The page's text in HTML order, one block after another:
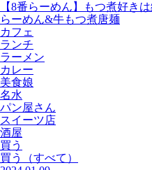
【8番らーめん】もつ煮好き
らーめん&牛もつ煮唐麺
カフェ
ランチ
ラーメン
カレー
美食娘
名水
パン屋さん
スイーツ店
酒屋
買う
買う
（すべて）